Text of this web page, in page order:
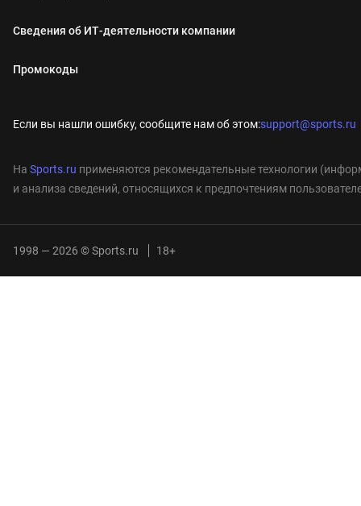
Сведения об ИТ‑деятельности компании
Промокоды
Если вы нашли ошибку, сообщите нам об этом:support@sports.ru
На Sports.ru применяются рекомендательные технологии
и анализа сведений, относящихся к предпочтениям
1998 — 2026 © Sports.ru 18+